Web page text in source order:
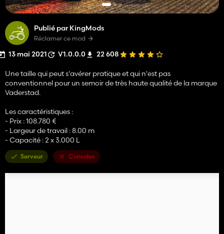
Publié par KingMods
Réclamer ce mod
13 mai 2021 V1.0.0.0 22 608
Une taille qui peut s'avérer pratique et qui n'est pas
conventionnel pour un semoir de très haute qualité de la marque
Vaderstad.
Les caractéristiques :
- Prix : 108.780 €
- Largeur de travail : 8.00 m
- Capacité : 2 x 3.000 L
Serveur Consoles